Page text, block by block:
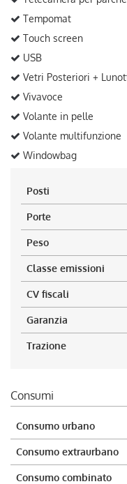
Tempomat
Touch screen
USB
Vetri Posteriori +
Vivavoce
Volante in pelle
Volante multifunzione
Windowbag
Posti
Porte
Peso
Classe emissioni
CV fiscali
Garanzia
Trazione
Consumi
Consumo urbano
Consumo extraurbano
Consumo combinato